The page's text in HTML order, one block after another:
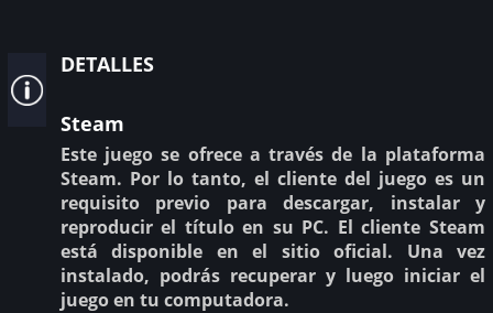
detalles
Steam
Este juego se ofrece a través de la plataforma
Steam. Por lo tanto, el cliente del juego es un
requisito previo para descargar, instalar y
reproducir el título en su PC. El cliente Steam
está disponible en el sitio oficial. Una vez
instalado, podrás recuperar y luego iniciar el
juego en tu computadora.